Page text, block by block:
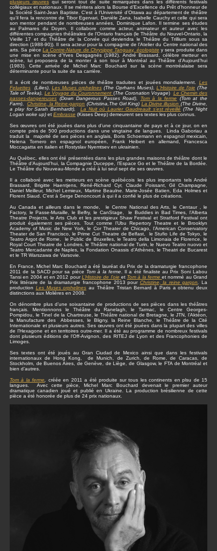
plusieurs œuvres qui seront tout de suite remarquées dans les différents festivals
collégiaux et nationaux. Il se méritera alors la Bourse d’Excellence du Prêt d’honneur de
la Société Saint-Jean Baptiste. C’est à l’Université d’Ottawa au département de théâtre
qu’il fera la rencontre de Tibor Egervari, Danièle Zana, Isabelle Cauchy et celle qui sera
son mentor pendant de nombreuses années, Dominique Lafon. Il termine ses études
au Palmares du Doyen. Il collabore comme acteur, animateur et auteur avec les
différentes compagnies théâtrales de l’Ontario français (le Théâtre du Nouvel-Ontario, la
Vieille 17 et du Théâtre de la Corvée qui deviendra le Théâtre du Trillium sous sa
direction (1988-90)). Il sera acteur pour la compagnie de l’Atelier du Centre national des
arts. Sa pièce La Contre-Nature de Chrysippe Tanguay, écologiste y sera produite dans
une mise en scène d’Yves Desgagnés (1982). André Brassard, célèbre metteur en
scène, lui proposera de la monter à son tour à Montréal au Théâtre d’Aujourd’hui
(1983). Cette arrivée de Michel Marc Bouchard sur la scène montréalaise sera
déterminante pour la suite de sa carrière.
Il a écrit de nombreuses pièces de théâtre traduites et jouées mondialement. Les
Feluettes (Lilies) Les Muses orphelines (The Oprhans Muses) L'Histoire de l'oie (The
Tale of Teeka)
Le Voyage du Couronnement (The Coronation Voyage) Le Chemin des
passes-dangereuses (Down Dangerous Passes Road) Tom à la ferme
(Tom at the
Farm)
Christine , la Reine-garçon (Christina,The Girl King) La Divine illusion (The Divine,
a play for Sarah Bernhardt),
La Nuit où Laurier Gaudreault s’est réveillé (The Night
Logan woke up) et Embrasse (Kisses Deep) demeurent ses textes les plus connus.
Ses œuvres ont été jouées dans plus d’une cinquantaine de pays et à ce jour, on en
compte près de 500 productions dans une vingtaine de langues. Linda Gaboriau a
traduit la majorité de ses pièces en anglais, Boris Schoemann en espagnol mexicain,
Helena Tornero en espagnol européen, Frank Heibert en allemand, Francesca
Moccagatta en italien et Rostyslav Nyemtsev en ukrainien.
Au Québec, elles ont été présentées dans les plus grandes maisons de théâtre dont le
Théâtre d’Aujourd’hui, la Compagnie Duceppe, l’Espace Go et le Théâtre de la Bordée.
Le Théâtre du Nouveau-Monde a créé à lui seul sept de ses œuvres.
Il a collaboré avec les metteurs en scène québécois les plus importants tels André
Brassard, Brigitte Haentjens, René-Richard Cyr, Claude Poissant, Gil Champagne,
Daniel Meilleur, Michel Lemieux, Martine Beaulne. Marie-Josée Batien, Eda Holmes et
Florent Siaud. C'est à Serge Denoncourt à qui il a confié le plus de créations.
Au Canada et ailleurs dans le monde, le Centre National des Arts, le Centaur , le
Factory, le Passe-Muraille, le Belfry, le CanStage, le Buddies in Bad Times, l’Alberta
Theatre Projects, le Arts Club et les prestigieux Shaw Festival et Stratford Festival ont
produit également ses pièces. Tout comme l’Ubu Repertory Theatre et le Brooklyn
Academy of Music de New York, le Cor Theater de Chicago, l’American Conservatory
Theater de San Francisco, le Prime Cut Theatre de Belfast, le Stufio Life de Tokyo, le
Teatro Argot de Rome, le Public de Bruxelles, le Teatro della Limonaia de Florence, le
Royal Court Theatre de Londres, le Théâtre national de Turin, le Nuevo Teatro nuovo et
Teatro Mercadante de Naples, la Fondation Onassis d’Athènes, le Theatri de Bucarest
et le TR Warszawa de Varsovie.
En France, Michel Marc Bouchard a été lauréat du Prix de la dramaturgie francophone
2011 de la SACD pour sa pièce Tom à la ferme. Il a été finaliste au Prix Soni Labou
Tansi en 2004 et en 2012 pourL’Histoire de l’oie et Tom à la ferme et nommé au Grand
Prix littéraire de la dramaturgie francophone 2013 pour Christine, la reine garçon .La
production Les Muses orphelines au Théâtre Tristan Bernard à Paris a obtenu deux
distinctions aux Molières en 2008.
On dénombre plus d’une soixantaine de productions de ses pièces dans les théâtres
français. Mentionnons le Théâtre du Ranelagh, le Tarmac, le Centre Georges-
Pompidou, le Tinel de la Chartreuse, le Théâtre national de Bretagne, le JTN, l’Aktéon,
la Manufacture des Abbesses, le Bligny, la Reine Blanche, le Théâtre de la Cité
Internationale et plusieurs autres. Ses œuvres ont été jouées dans la plupart des villes
de l’Hexagone et en territoires outre-mer. Il a été au programme de nombreux festivals
dont plusieurs éditions de l’Off-Avignon, des RITEJ de Lyon et des Francophonies de
Limoges.
Ses textes ont été joués au Gran Ciudad de Mexico ainsi que dans les festivals
internationaux de Hong Kong, de Munich, de Zurich, de Rome, de Caracas, de
Stockholm, de Buenos Aires, de Genève, de Liège, de Glasgow, le FTA de Montréal et
bien d’autres.
Tom à la ferme
créée en 2011 a été produite sur tous les continents en plsu de 15
langues. Avec cette pièce, Michel Marc Bouchard devenait le premier auteur
dramatique canadien joué et publié en Ukraine. La production brésilienne de cette
pièce a été honorée de plus de 24 prix nationaux.